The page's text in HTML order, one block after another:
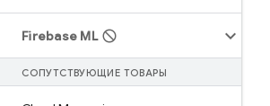
Firebase ML
СОПУТСТВУЮЩИЕ ТОВАРЫ